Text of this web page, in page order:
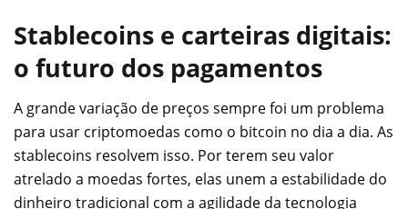
Stablecoins e carteiras digitais:
o futuro dos pagamentos
A grande variação de preços sempre foi um problema
para usar criptomoedas como o bitcoin no dia a dia. As
stablecoins resolvem isso. Por terem seu valor
atrelado a moedas fortes, elas unem a estabilidade do
dinheiro tradicional com a agilidade da tecnologia